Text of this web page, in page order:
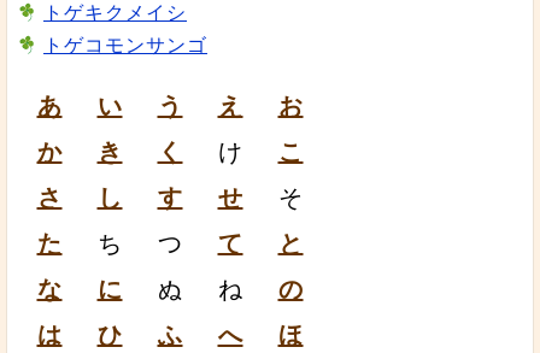
トゲキクメイシ
トゲコモンサンゴ
あ い う え
お
か
き く け
こ
さ
し す せ
そ
た
ち つ て
と
な
に ぬ ね
の
は
ひ ふ へ
ほ